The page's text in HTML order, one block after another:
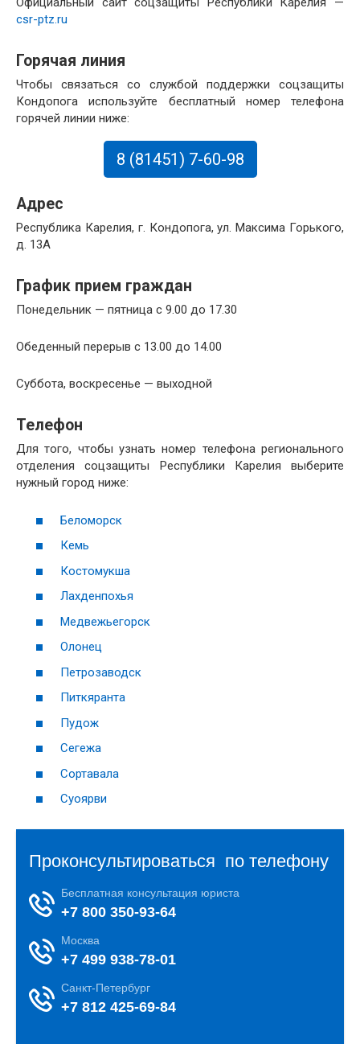
csr-ptz.ru
Горячая линия
Чтобы связаться со службой поддержки соцзащиты
Кондопога используйте бесплатный номер телефона
горячей линии ниже:
8 (81451) 7-60-98
Адрес
Республика Карелия, г. Кондопога, ул. Максима Горького,
д. 13А
График прием граждан
Понедельник — пятница с 9.00 до 17.30
Обеденный перерыв с 13.00 до 14.00
Суббота, воскресенье — выходной
Телефон
Для того, чтобы узнать номер телефона регионального
отделения соцзащиты Республики Карелия выберите
нужный город ниже:
Беломорск
Кемь
Костомукша
Лахденпохья
Медвежьегорск
Олонец
Петрозаводск
Питкяранта
Пудож
Сегежа
Сортавала
Суоярви